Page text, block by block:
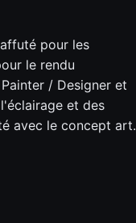
pour les
le rendu
/ Designer et
et des
avec le concept art.